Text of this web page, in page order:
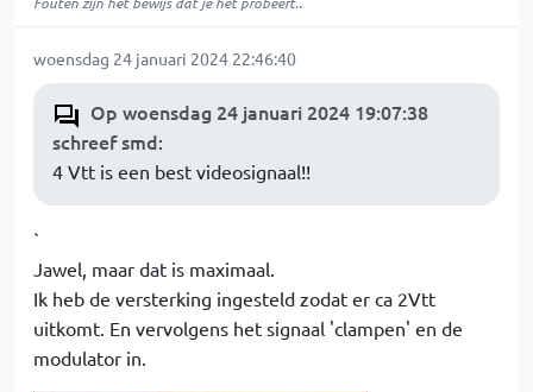
woensdag 24 januari 2024 22:46:40
Op woensdag 24 januari 2024 19:07:38
schreef smd:
4 Vtt is een best videosignaal!!
`
Jawel, maar dat is maximaal.
Ik heb de versterking ingesteld zodat er ca 2Vtt
uitkomt. En vervolgens het signaal 'clampen' en de
modulator in.